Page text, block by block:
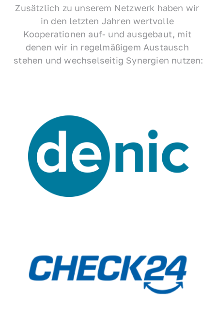
Zusätzlich zu unserem Netzwerk haben wir
in den letzten Jahren wertvolle
Kooperationen auf- und ausgebaut, mit
denen wir in regelmäßigem Austausch
stehen und wechselseitig Synergien nutzen: